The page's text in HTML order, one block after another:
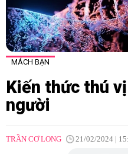
MÁCH BẠN
Kiến thức thú
người
TRẦN CƠ LONG 21/02/2024 |